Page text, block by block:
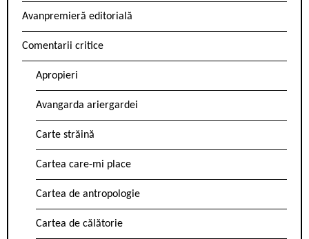
Avanpremieră editorială
Comentarii critice
Apropieri
Avangarda ariergardei
Carte străină
Cartea care-mi place
Cartea de antropologie
Cartea de călătorie